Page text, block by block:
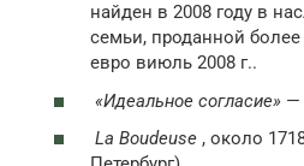
найден в 2008 году в
семьи, проданной
евро виюль 2008 г..
«Идеальное согласие» —
La Boudeuse , около